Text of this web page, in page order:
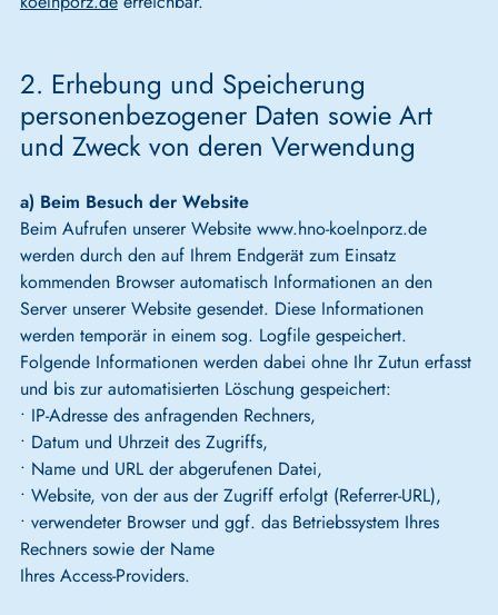
2. Erhebung und Speicherung
personenbezogener Daten sowie Art
und Zweck von deren Verwendung
a) Beim Besuch der Website
Beim Aufrufen unserer Website www.hno-koelnporz.de
werden durch den auf Ihrem Endgerät zum Einsatz
kommenden Browser automatisch Informationen an den
Server unserer Website gesendet. Diese Informationen
werden temporär in einem sog. Logfile gespeichert.
Folgende Informationen werden dabei ohne Ihr Zutun erfasst
und bis zur automatisierten Löschung gespeichert:
• IP-Adresse des anfragenden Rechners,
• Datum und Uhrzeit des Zugriffs,
• Name und URL der abgerufenen Datei,
• Website, von der aus der Zugriff erfolgt (Referrer-URL),
• verwendeter Browser und ggf. das Betriebssystem Ihres
Rechners sowie der Name
Ihres Access-Providers.